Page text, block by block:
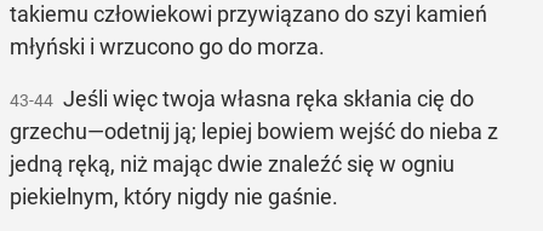
takiemu człowiekowi przywiązano do szyi kamień
młyński i wrzucono go do morza.
43-44 Jeśli więc twoja własna ręka skłania cię do
grzechu—odetnij ją; lepiej bowiem wejść do nieba z
jedną ręką, niż mając dwie znaleźć się w ogniu
piekielnym, który nigdy nie gaśnie.